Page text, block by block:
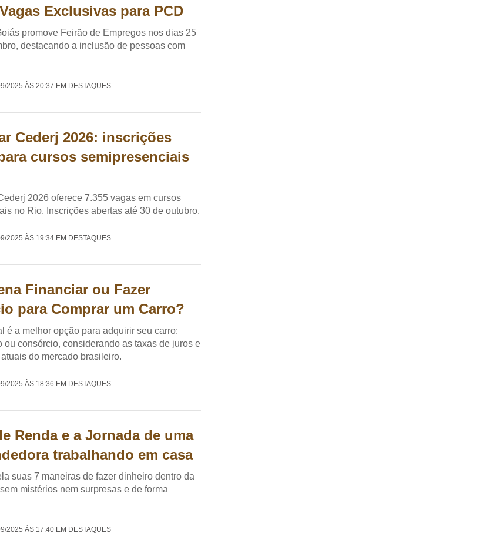
Exclusivas para PCD
promove Feirão de Empregos nos dias 25
destacando a inclusão de pessoas com
2025 ÀS 20:37 EM DESTAQUES
Cederj 2026: inscrições
cursos semipresenciais
2026 oferece 7.355 vagas em cursos
no Rio. Inscrições abertas até 30 de outubro.
2025 ÀS 19:34 EM DESTAQUES
Financiar ou Fazer
para Comprar um Carro?
é a melhor opção para adquirir seu carro:
ou consórcio, considerando as taxas de juros e
do mercado brasileiro.
2025 ÀS 18:36 EM DESTAQUES
Renda e a Jornada de uma
trabalhando em casa
suas 7 maneiras de fazer dinheiro dentro da
mistérios nem surpresas e de forma
2025 ÀS 17:40 EM DESTAQUES